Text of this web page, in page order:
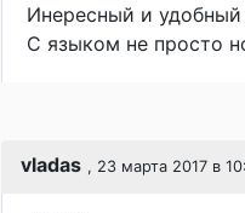
Инересный и удобный
С языком не просто
vladas , 23 марта 2017 в